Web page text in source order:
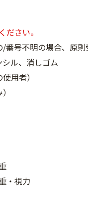
さい。
号不明の場合、原則
シル、消しゴム
用者）
・視力